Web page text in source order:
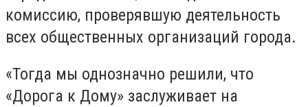
комиссию, проверявшую деятельность
всех общественных организаций города.
«Тогда мы однозначно решили, что
«Дорога к Дому» заслуживает на